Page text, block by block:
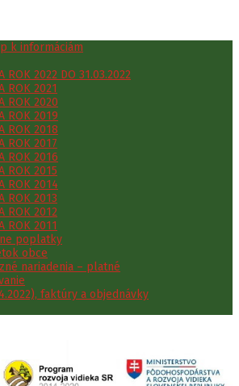
k informáciám
ROK 2022 DO 31.03.2022
ROK 2021
ROK 2020
ROK 2019
ROK 2018
ROK 2017
ROK 2016
ROK 2015
ROK 2014
ROK 2013
ROK 2012
ROK 2011
poplatky
obce
nariadenia – platné
faktúry a objednávky